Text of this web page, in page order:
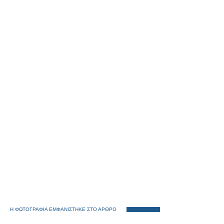
Η ΦΩΤΟΓΡΑΦΙΑ ΕΜΦΑΝΙΣΤΗΚΕ ΣΤΟ ΑΡΘΡΟ